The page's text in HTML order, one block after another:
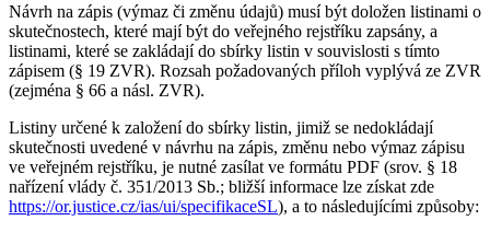
Návrh na zápis (výmaz či změnu údajů) musí být doložen listinami o
skutečnostech, které mají být do veřejného rejstříku zapsány, a
listinami, které se zakládají do sbírky listin v souvislosti s tímto
zápisem (§ 19 ZVR). Rozsah požadovaných příloh vyplývá ze ZVR
(zejména § 66 a násl. ZVR).
Listiny určené k založení do sbírky listin, jimiž se nedokládají
skutečnosti uvedené v návrhu na zápis, změnu nebo výmaz zápisu
ve veřejném rejstříku, je nutné zasílat ve formátu PDF (srov. § 18
nařízení vlády č. 351/2013 Sb.; bližší informace lze získat zde
https://or.justice.cz/ias/ui/specifikaceSL), a to následujícími způsoby: